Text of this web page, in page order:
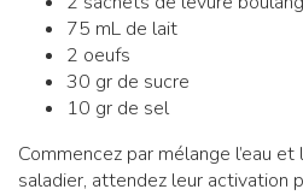
75 mL de lait
2 oeufs
30 gr de sucre
10 gr de sel
Commencez par mélange l’eau
saladier, attendez leur activation